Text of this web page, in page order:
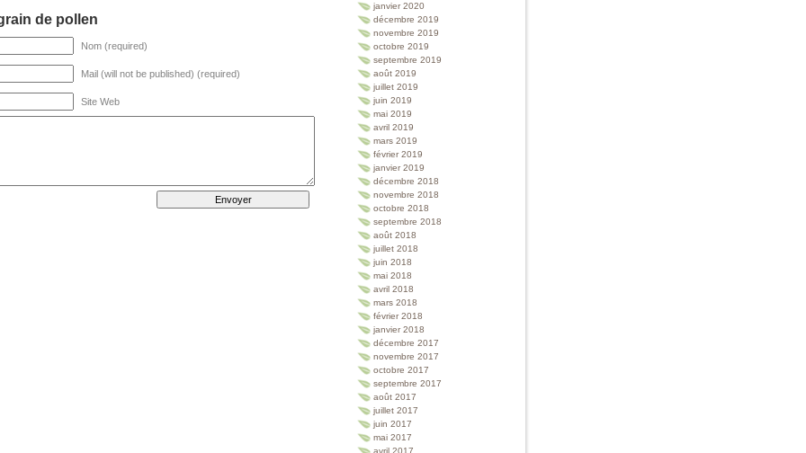
de pollen
Nom (required)
Mail (will not be published) (required)
Site Web
janvier 2020
décembre 2019
novembre 2019
octobre 2019
septembre 2019
août 2019
juillet 2019
juin 2019
mai 2019
avril 2019
mars 2019
février 2019
janvier 2019
décembre 2018
novembre 2018
octobre 2018
septembre 2018
août 2018
juillet 2018
juin 2018
mai 2018
avril 2018
mars 2018
février 2018
janvier 2018
décembre 2017
novembre 2017
octobre 2017
septembre 2017
août 2017
juillet 2017
juin 2017
mai 2017
avril 2017